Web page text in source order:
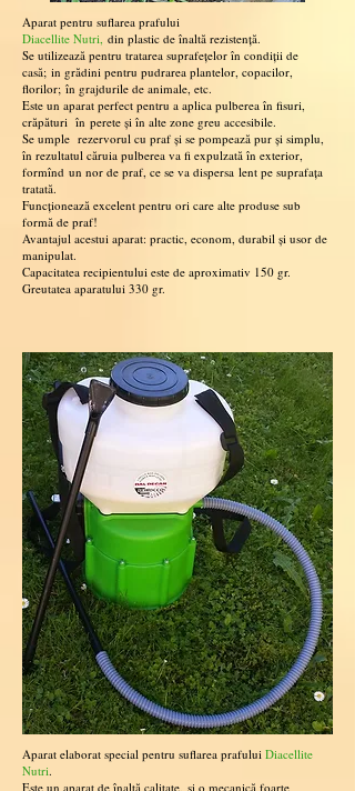
Aparat pentru suflarea prafului
Diacellite Nutri, din plastic de înaltă rezistență.
Se utilizează pentru tratarea suprafețelor în condiții de
casă; in grădini pentru pudrarea plantelor, copacilor,
florilor; în grajdurile de animale, etc.
Este un aparat perfect pentru a aplica pulberea în fisuri,
crăpături în perete și în alte zone greu accesibile.
Se umple rezervorul cu praf și se pompează pur și simplu,
în rezultatul căruia pulberea va fi expulzată în exterior,
formînd un nor de praf, ce se va dispersa lent pe suprafața
tratată.
Funcționează excelent pentru ori care alte produse sub
formă de praf!
Avantajul acestui aparat: practic, econom, durabil şi usor de
manipulat.
Capacitatea recipientului este de aproximativ 150 gr.
Greutatea aparatului 330 gr.
Aparat elaborat special pentru suflarea prafului Diacellite
Nutri.
Este un aparat de înaltă calitate, şi o mecanică foarte